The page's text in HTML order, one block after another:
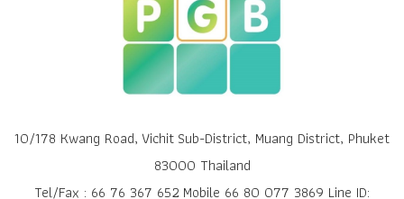
10/178 Kwang Road, Vichit Sub-District, Muang District, Phuket
83000 Thailand
Tel/Fax : 66 76 367 652 Mobile 66 80 077 3869 Line ID: